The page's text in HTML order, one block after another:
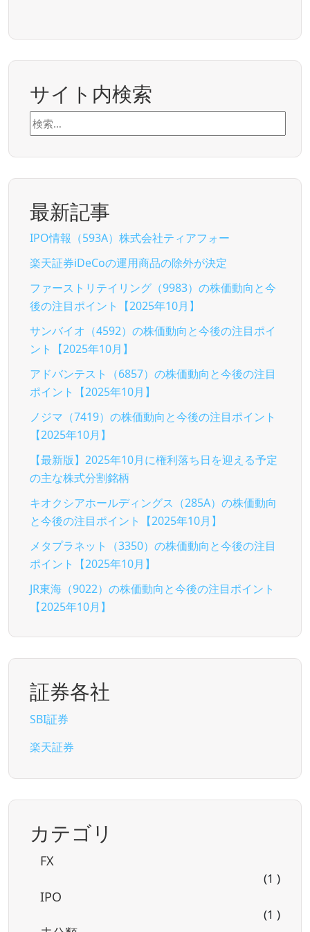
サイト内検索
検
索:
最新記事
IPO情報（593A）株式会社ティアフォー
楽天証券iDeCoの運用商品の除外が決定
ファーストリテイリング（9983）の株価動向と今
後の注目ポイント【2025年10月】
サンバイオ（4592）の株価動向と今後の注目ポイ
ント【2025年10月】
アドバンテスト（6857）の株価動向と今後の注目
ポイント【2025年10月】
ノジマ（7419）の株価動向と今後の注目ポイント
【2025年10月】
【最新版】2025年10月に権利落ち日を迎える予定
の主な株式分割銘柄
キオクシアホールディングス（285A）の株価動向
と今後の注目ポイント【2025年10月】
メタプラネット（3350）の株価動向と今後の注目
ポイント【2025年10月】
JR東海（9022）の株価動向と今後の注目ポイント
【2025年10月】
証券各社
SBI証券
楽天証券
カテゴリ
FX
(1 )
IPO
(1 )